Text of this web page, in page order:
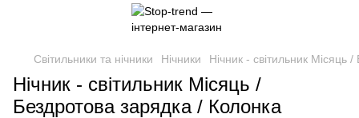
Світильники та нічники Нічники Нічник - світильник Місяць
Нічник - світильник Місяць /
Бездротова зарядка / Колонка